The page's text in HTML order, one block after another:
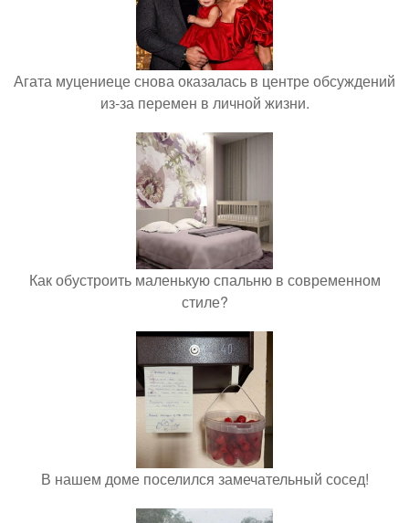
Агата муцениеце снова оказалась в центре обсуждений
из-за перемен в личной жизни.
Как обустроить маленькую спальню в современном
стиле?
В нашем доме поселился замечательный сосед!